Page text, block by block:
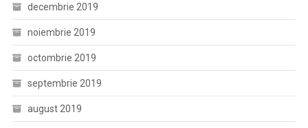
decembrie 2019
noiembrie 2019
octombrie 2019
septembrie 2019
august 2019